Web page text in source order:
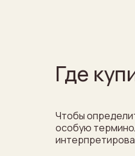
Где
Чтобы
особую